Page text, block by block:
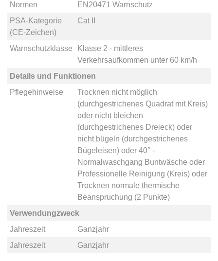
Normen
EN20471 Warnschutz
PSA-Kategorie
(CE-Zeichen)
Cat II
Warnschutzklasse
Klasse 2 - mittleres
Verkehrsaufkommen unter 60 km/h
Details und Funktionen
Pflegehinweise
Trocknen nicht möglich
(durchgestrichenes Quadrat mit Kreis)
oder nicht bleichen
(durchgestrichenes Dreieck)oder
nicht bügeln (durchgestrichenes
Bügeleisen)oder 40° -
Normalwaschgang Buntwäsche oder
Professionelle Reinigung (Kreis)oder
Trocknen normale thermische
Beanspruchung (2 Punkte)
Verwendungzweck
Jahreszeit
Ganzjahr
Jahreszeit
Ganzjahr